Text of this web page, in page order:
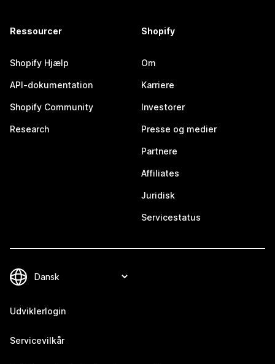
Ressourcer
Shopify Hjælp
API-dokumentation
Shopify Community
Research
Shopify
Om
Karriere
Investorer
Presse og medier
Partnere
Affiliates
Juridisk
Servicestatus
Udviklerlogin
Servicevilkår